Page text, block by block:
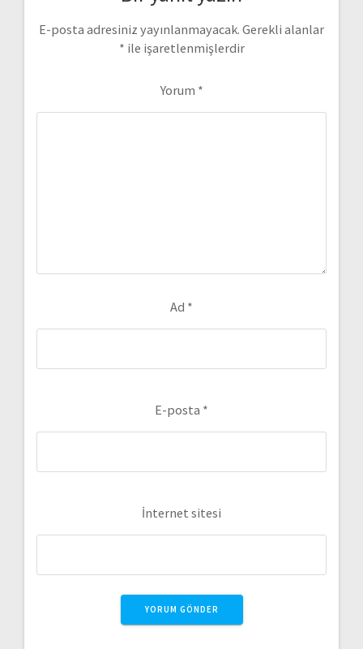
E-posta adresiniz yayınlanmayacak. Gerekli alanlar
* ile işaretlenmişlerdir
Yorum *
Ad *
E-posta *
İnternet sitesi